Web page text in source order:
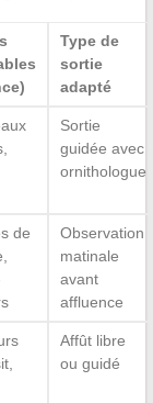
Type de
sortie
adapté
Sortie
guidée avec
ornithologue
de
Observation
matinale
avant
affluence
Affût libre
ou guidé